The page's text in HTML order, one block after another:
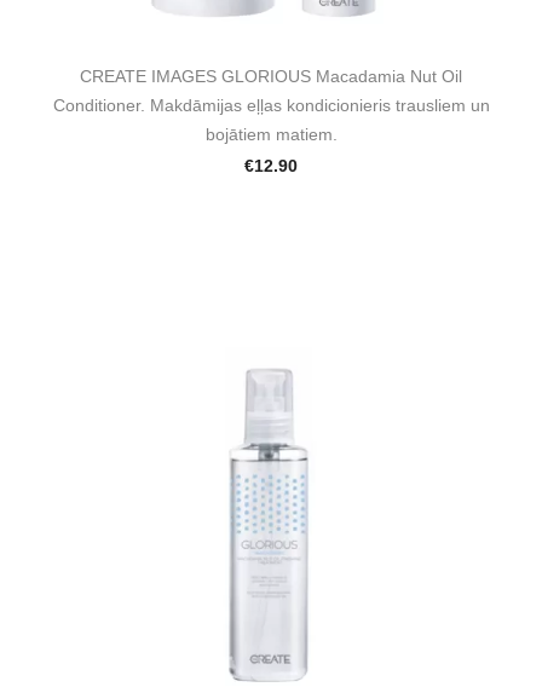
CREATE IMAGES GLORIOUS Macadamia Nut Oil
Conditioner. Makdāmijas eļļas kondicionieris trausliem un
bojātiem matiem.
€12.90